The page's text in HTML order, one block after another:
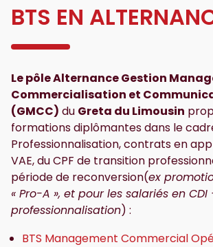
BTS EN
Le pôle Alternance Gestion
Commercialisation et
(GMCC) du Greta du Limousin
formations diplômantes dans le
Professionnalisation, contrats en
VAE, du CPF de transition
période de reconversion(ex
« Pro-A », et pour les salariés en
professionnalisation) :
BTS Management Commercial